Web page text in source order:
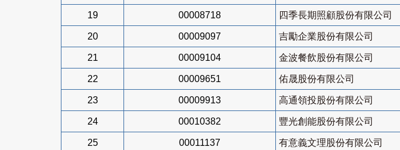
19 00008718 四季長期照顧股份有限公司
20 00009097 吉勵企業股份有限公司
21 00009104 金波餐飲股份有限公司
22 00009651 佑晟股份有限公司
23 00009913 高通領投股份有限公司
24 00010382 豐光創能股份有限公司
25 00011137 有意義文理股份有限公司